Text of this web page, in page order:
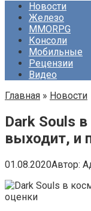
Новости
Железо
MMORPG
Консоли
Мобильные
Рецензии
Видео
Главная » Новости
Dark Souls
выходит, и
01.08.2020Автор: